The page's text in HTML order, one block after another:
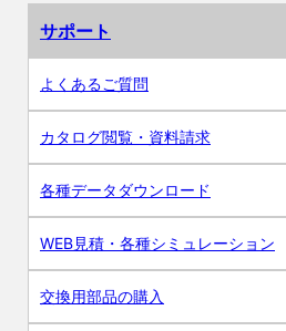
サポート
よくあるご質問
カタログ閲覧・資料請求
各種データダウンロード
WEB見積・各種シミュレーション
交換用部品の購入